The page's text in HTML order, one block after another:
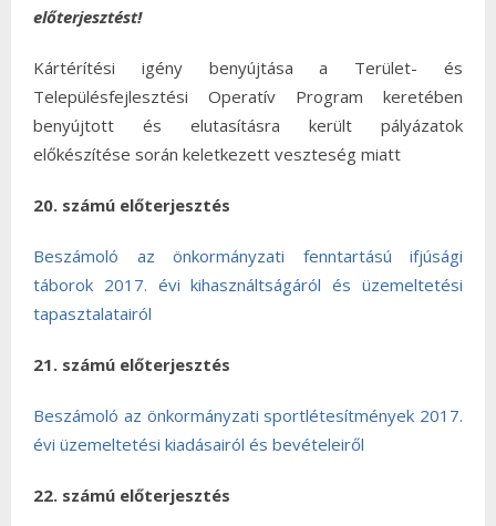
előterjesztést!
Kártérítési igény benyújtása a Terület- és
Településfejlesztési Operatív Program keretében
benyújtott és elutasításra került pályázatok
előkészítése során keletkezett veszteség miatt
20. számú előterjesztés
Beszámoló az önkormányzati fenntartású ifjúsági
táborok 2017. évi kihasználtságáról és üzemeltetési
tapasztalatairól
21. számú előterjesztés
Beszámoló az önkormányzati sportlétesítmények 2017.
évi üzemeltetési kiadásairól és bevételeiről
22. számú előterjesztés